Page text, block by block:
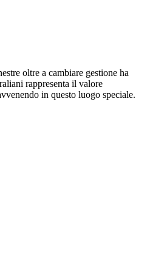
oltre a cambiare gestione ha
rappresenta il valore
in questo luogo speciale.